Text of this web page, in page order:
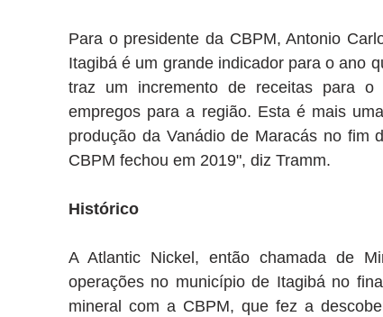
Para o presidente da CBPM, Antonio
Itagibá é um grande indicador para o ano
traz um incremento de receitas para o
empregos para a região. Esta é mais
produção da Vanádio de Maracás no fim
CBPM fechou em 2019", diz Tramm.
Histórico
A Atlantic Nickel, então chamada de
operações no município de Itagibá no
mineral com a CBPM, que fez a